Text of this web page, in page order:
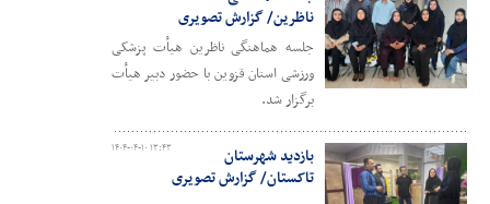
ناظرین/ گزارش تصویری
جلسه هماهنگی ناظرین هیأت پزشکی
ورزشی استان قزوین با حضور دبیر هیأت
برگزار شد.
۱۴۰۴-۰۴-۱۰ ۱۳:۴۳
بازدید شهرستان
تاکستان/ گزارش تصویری